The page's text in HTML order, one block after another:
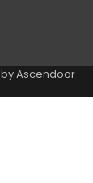
Ascendoor